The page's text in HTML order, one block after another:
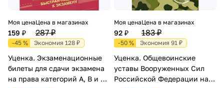
Моя цена
159 ₽
Цена в магазинах
287 ₽
-45 % Экономия 128 ₽
Уценка. Экзаменационные
билеты для сдачи экзамена
на права категорий А, В и М,
Моя цена
92 ₽
Цена в магазинах
183 ₽
-50 % Экономия 91 ₽
Уценка. Общевоинские
уставы Вооруженных Сил
Российской Федерации на